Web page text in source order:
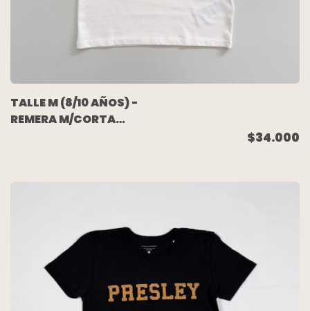
TALLE M (8/10 AÑOS) -
REMERA M/CORTA
$34.000